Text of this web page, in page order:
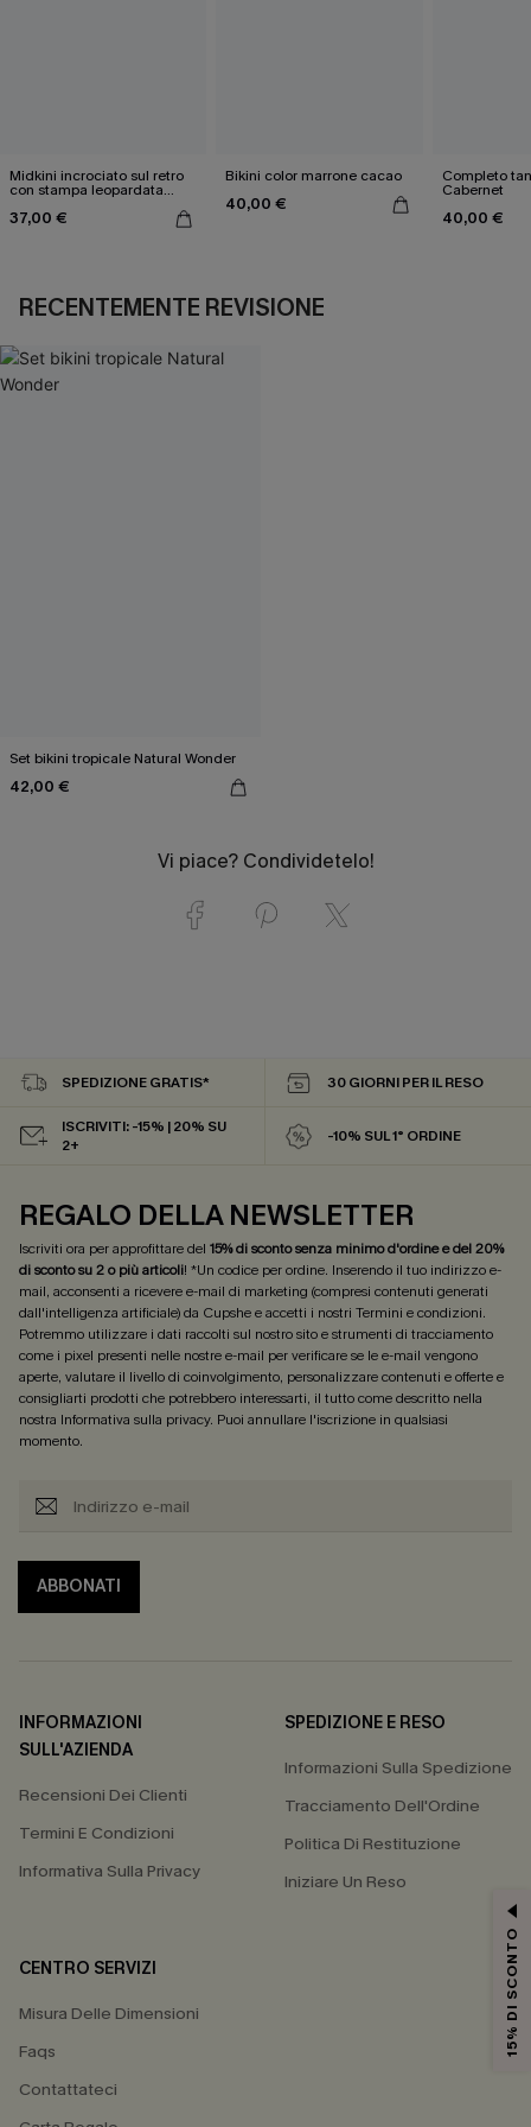
Midkini incrociato sul retro
con stampa leopardata
37,00 €
Bikini color marrone cacao
40,00 €
Completo
Cabernet
40,00 €
RECENTEMENTE REVISIONE
Set bikini tropicale Natural Wonder
42,00 €
Vi piace? Condividetelo!
SPEDIZIONE GRATIS* 30 GIORNI PER IL RESO
ISCRIVITI: -15% | 20% SU
2+
-10% SUL 1° ORDINE
REGALO DELLA NEWSLETTER
Iscriviti ora per approfittare del 15% di sconto senza minimo d'ordine e del 20%
di sconto su 2 o più articoli! *Un codice per ordine. Inserendo il tuo indirizzo e-
mail, acconsenti a ricevere e-mail di marketing (compresi contenuti generati
dall'intelligenza artificiale) da Cupshe e accetti i nostri Termini e condizioni.
Potremmo utilizzare i dati raccolti sul nostro sito e strumenti di tracciamento
come i pixel presenti nelle nostre e-mail per verificare se le e-mail vengono
aperte, valutare il livello di coinvolgimento, personalizzare contenuti e offerte e
consigliarti prodotti che potrebbero interessarti, il tutto come descritto nella
nostra Informativa sulla privacy. Puoi annullare l'iscrizione in qualsiasi
momento.
ABBONATI
INFORMAZIONI
SULL'AZIENDA
Recensioni Dei Clienti
Termini E Condizioni
Informativa Sulla Privacy
SPEDIZIONE E RESO
Informazioni Sulla Spedizione
Tracciamento Dell'Ordine
Politica Di Restituzione
Iniziare Un Reso
CENTRO SERVIZI
Misura Delle Dimensioni
Faqs
Contattateci
15% DI SCONTO